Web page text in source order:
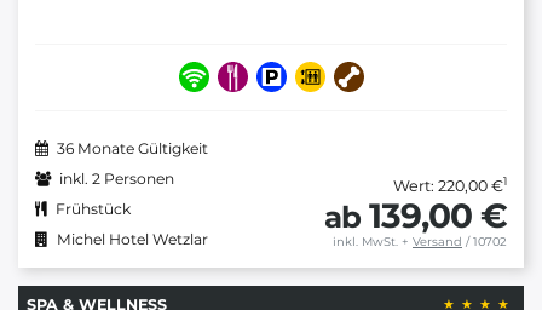
36 Monate Gültigkeit
inkl. 2 Personen
Frühstück
Michel Hotel Wetzlar
Wert: 220,00 €1
ab 139,00 €
inkl. MwSt. + Versand / 10702
SPA & WELLNESS